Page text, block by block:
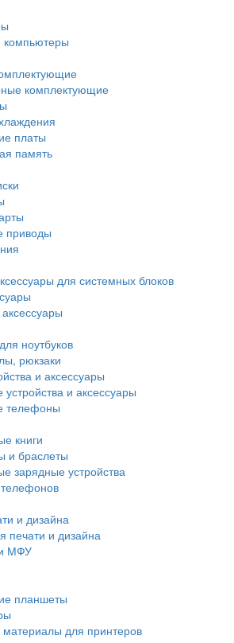
компьютеры
комплектующие
платы
память
приводы
для системных блоков
ноутбуков
рюкзаки
и аксессуары
и аксессуары
телефоны
книги
и браслеты
зарядные устройства
и дизайна
печати и дизайна
МФУ
планшеты
для принтеров